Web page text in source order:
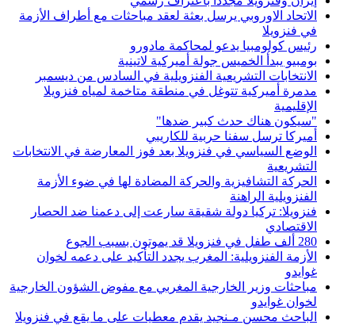
الاتحاد الاوروبي يرسل بعثة لعقد مباحثات مع أطراف الأزمة
في فنزويلا
رئيس كولومبيا يدعو لمحاكمة مادورو
بومبيو يبدأ الخميس جولة أميركية لاتينية
الانتخابات التشريعية الفنزويلية في السادس من ديسمبر
مدمرة أميركية تتوغل في منطقة متاخمة لمياه فنزويلا
الإقليمية
"سيكون هناك حدث كبير ضدها"
أميركا ترسل سفنا حربية للكاريبي
الوضع السياسي في فنزويلا بعد فوز المعارضة في الانتخابات
التشريعية
الحركة التشافيزية والحركة المضادة لها في ضوء الأزمة
الفنزويلية الراهنة
فنزويلا: تركيا دولة شقيقة سارعت إلى دعمنا ضد الحصار
الاقتصادي
280 ألف طفل في فنزويلا قد يموتون بسبب الجوع
الأزمة الفنزويلية: المغرب يجدد التأكيد على دعمه لخوان
غوايدو
مباحثات وزير الخارجية المغربي مع مفوض الشؤون الخارجية
لخوان غوايدو
الباحث محسن مـنجيد يقدم معطيات على ما يقع في فنزويلا